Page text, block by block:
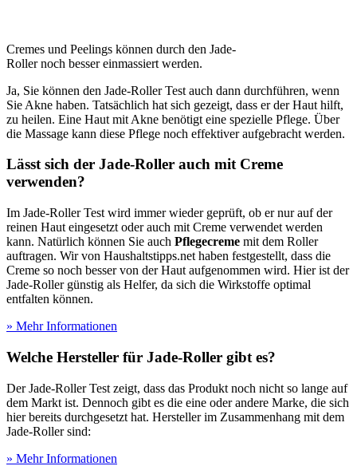
Cremes und Peelings können durch den Jade-
Roller noch besser einmassiert werden.
Ja, Sie können den Jade-Roller Test auch dann durchführen, wenn
Sie Akne haben. Tatsächlich hat sich gezeigt, dass er der Haut hilft,
zu heilen. Eine Haut mit Akne benötigt eine spezielle Pflege. Über
die Massage kann diese Pflege noch effektiver aufgebracht werden.
Lässt sich der Jade-Roller auch mit Creme
verwenden?
Im Jade-Roller Test wird immer wieder geprüft, ob er nur auf der
reinen Haut eingesetzt oder auch mit Creme verwendet werden
kann. Natürlich können Sie auch Pflegecreme mit dem Roller
auftragen. Wir von Haushaltstipps.net haben festgestellt, dass die
Creme so noch besser von der Haut aufgenommen wird. Hier ist der
Jade-Roller günstig als Helfer, da sich die Wirkstoffe optimal
entfalten können.
» Mehr Informationen
Welche Hersteller für Jade-Roller gibt es?
Der Jade-Roller Test zeigt, dass das Produkt noch nicht so lange auf
dem Markt ist. Dennoch gibt es die eine oder andere Marke, die sich
hier bereits durchgesetzt hat. Hersteller im Zusammenhang mit dem
Jade-Roller sind:
» Mehr Informationen